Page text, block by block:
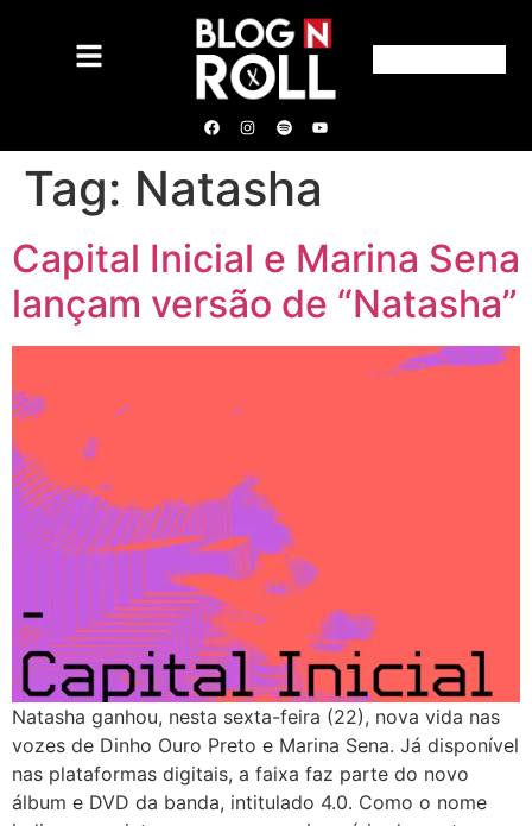
Tag: Natasha
Capital Inicial e Marina Sena
lançam versão de “Natasha”
Natasha ganhou, nesta sexta-feira (22), nova vida nas
vozes de Dinho Ouro Preto e Marina Sena. Já disponível
nas plataformas digitais, a faixa faz parte do novo
álbum e DVD da banda, intitulado 4.0. Como o nome